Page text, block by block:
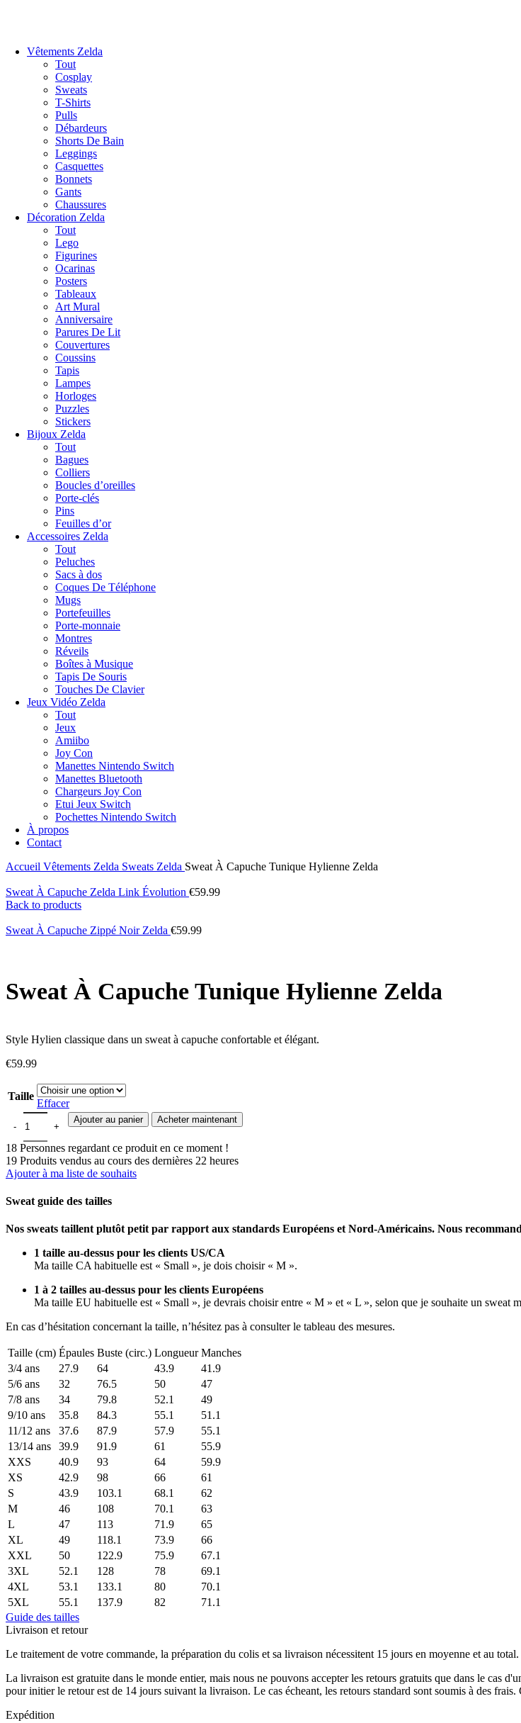
Vêtements Zelda
Tout
Cosplay
Sweats
T-Shirts
Pulls
Débardeurs
Shorts De Bain
Leggings
Casquettes
Bonnets
Gants
Chaussures
Décoration Zelda
Tout
Lego
Figurines
Ocarinas
Posters
Tableaux
Art Mural
Anniversaire
Parures De Lit
Couvertures
Coussins
Tapis
Lampes
Horloges
Puzzles
Stickers
Bijoux Zelda
Tout
Bagues
Colliers
Boucles d’oreilles
Porte-clés
Pins
Feuilles d’or
Accessoires Zelda
Tout
Peluches
Sacs à dos
Coques De Téléphone
Mugs
Portefeuilles
Porte-monnaie
Montres
Réveils
Boîtes à Musique
Tapis De Souris
Touches De Clavier
Jeux Vidéo Zelda
Tout
Jeux
Amiibo
Joy Con
Manettes Nintendo Switch
Manettes Bluetooth
Chargeurs Joy Con
Etui Jeux Switch
Pochettes Nintendo Switch
À propos
Contact
Accueil Vêtements Zelda Sweats Zelda Sweat À Capuche Tunique Hylienne Zelda
Sweat À Capuche Zelda Link Évolution €59.99
Back to products
Sweat À Capuche Zippé Noir Zelda €59.99
Sweat À Capuche Tunique Hylienne Zelda
Style Hylien classique dans un sweat à capuche confortable et élégant.
€59.99
Taille
Effacer
quantité de Sweat À Capuche Tunique Hylienne Zelda
Ajouter au panier Acheter maintenant
18 Personnes regardant ce produit en ce moment !
19 Produits vendus au cours des dernières 22 heures
Ajouter à ma liste de souhaits
Sweat guide des tailles
Nos sweats taillent plutôt petit par rapport aux standards Européens et Nord-Américains. Nous
1 taille au-dessus pour les clients US/CA
Ma taille CA habituelle est « Small », je dois choisir « M ».
1 à 2 tailles au-dessus pour les clients Européens
Ma taille EU habituelle est « Small », je devrais choisir entre « M » et « L », selon que je souhaite un sweat
En cas d’hésitation concernant la taille, n’hésitez pas à consulter le tableau des mesures.
Taille (cm) Épaules Buste (circ.) Longueur Manches
3/4 ans
27.9 64 43.9
41.9
5/6 ans
32 76.5 50
47
7/8 ans
34 79.8 52.1
49
9/10 ans
35.8 84.3 55.1
51.1
11/12 ans
37.6 87.9 57.9
55.1
13/14 ans
39.9 91.9 61
55.9
XXS
40.9 93 64
59.9
XS
42.9 98 66
61
S
43.9 103.1 68.1
62
M
46 108 70.1
63
L
47 113 71.9
65
XL
49 118.1 73.9
66
XXL
50 122.9 75.9
67.1
3XL
52.1 128 78
69.1
4XL
53.1 133.1 80
70.1
5XL
55.1 137.9 82
71.1
Guide des tailles
Livraison et retour
Le traitement de votre commande, la préparation du colis et sa livraison nécessitent 15 jours en moyenne et au total.
La livraison est gratuite dans le monde entier, mais nous ne pouvons accepter les retours gratuits que dans le cas
pour initier le retour est de 14 jours suivant la livraison. Le cas écheant, les retours standard sont soumis à des
Expédition